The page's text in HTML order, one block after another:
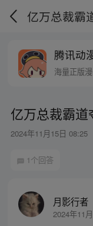
腾讯动
海量正版
亿万总裁霸
2024年11月15日 08:25
1个回答
月影行者
2024年11